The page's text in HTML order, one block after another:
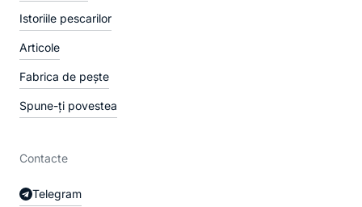
Istoriile pescarilor
Articole
Fabrica de pește
Spune-ți povestea
Contacte
Telegram